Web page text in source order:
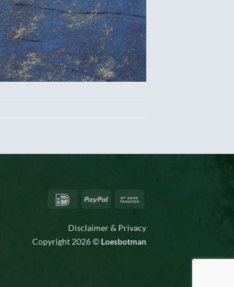
IDeal PayPal
Disclaimer & Privacy
Copyright 2026 © Loesbotman